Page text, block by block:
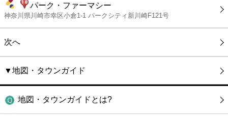
パーク・ファーマシー
神奈川県川崎市幸区小倉1-1 パークシティ新川崎F121号
次へ
▼地図・タウンガイド
地図・タウンガイドとは?